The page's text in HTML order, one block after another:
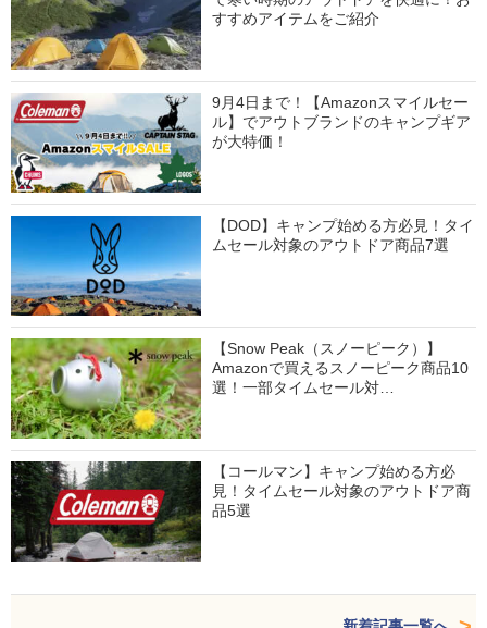
すすめアイテムをご紹介
9月4日まで！【Amazonスマイルセー
ル】でアウトブランドのキャンプギア
が大特価！
【DOD】キャンプ始める方必見！タイ
ムセール対象のアウトドア商品7選
【Snow Peak（スノーピーク）】
Amazonで買えるスノーピーク商品10
選！一部タイムセール対…
【コールマン】キャンプ始める方必
見！タイムセール対象のアウトドア商
品5選